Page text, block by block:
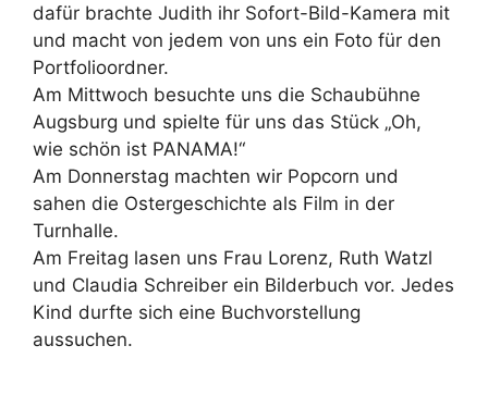
dafür brachte Judith ihr Sofort-Bild-Kamera mit
und macht von jedem von uns ein Foto für den
Portfolioordner.
Am Mittwoch besuchte uns die Schaubühne
Augsburg und spielte für uns das Stück „Oh,
wie schön ist PANAMA!“
Am Donnerstag machten wir Popcorn und
sahen die Ostergeschichte als Film in der
Turnhalle.
Am Freitag lasen uns Frau Lorenz, Ruth Watzl
und Claudia Schreiber ein Bilderbuch vor. Jedes
Kind durfte sich eine Buchvorstellung
aussuchen.